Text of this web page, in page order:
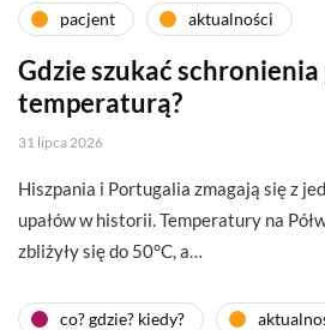
pacjent aktualności
Gdzie szukać
temperaturą?
31 lipca 2026
Hiszpania i Portugalia zmagają się z
upałów w historii. Temperatury na
zbliżyły się do 50°C, a…
co? gdzie? kiedy?